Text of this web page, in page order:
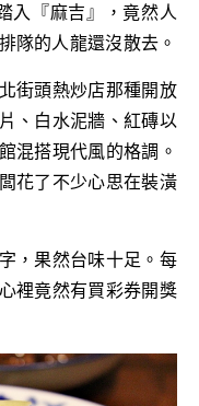
入『麻吉』，竟然人
隊的人龍還沒散去。
街頭熱炒店那種開放
、白水泥牆、紅磚以
混搭現代風的格調。
花了不少心思在裝潢
，果然台味十足。每
裡竟然有買彩券開獎